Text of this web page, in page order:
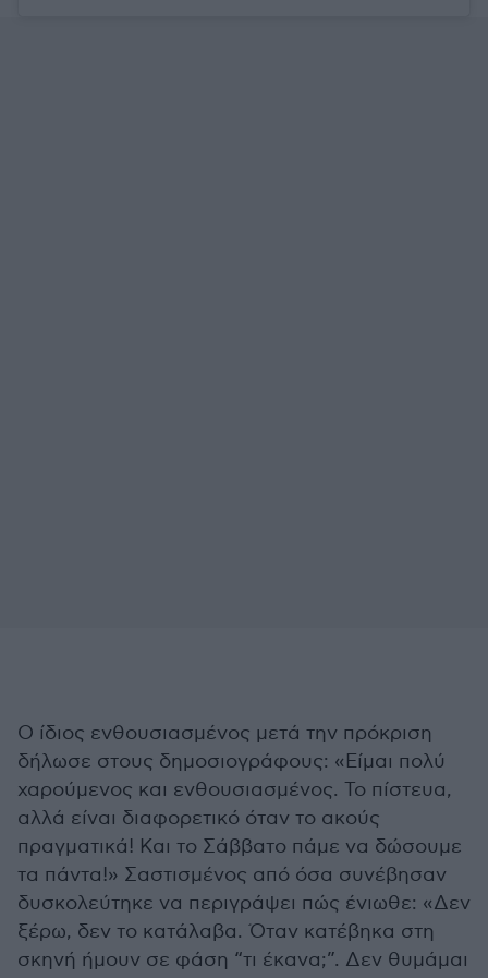
Ο ίδιος ενθουσιασμένος μετά την πρόκριση
δήλωσε στους δημοσιογράφους: «Είμαι πολύ
χαρούμενος και ενθουσιασμένος. Το πίστευα,
αλλά είναι διαφορετικό όταν το ακούς
πραγματικά! Και το Σάββατο πάμε να δώσουμε
τα πάντα!» Σαστισμένος από όσα συνέβησαν
δυσκολεύτηκε να περιγράψει πώς ένιωθε: «Δεν
ξέρω, δεν το κατάλαβα. Όταν κατέβηκα στη
σκηνή ήμουν σε φάση “τι έκανα;”. Δεν θυμάμαι